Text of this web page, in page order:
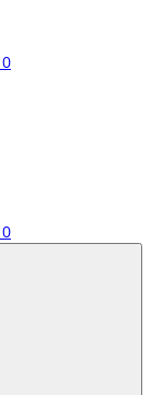
0
0